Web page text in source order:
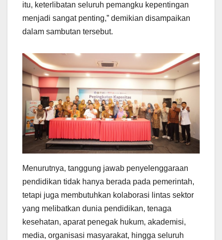
itu, keterlibatan seluruh pemangku kepentingan
menjadi sangat penting,” demikian disampaikan
dalam sambutan tersebut.
Menurutnya, tanggung jawab penyelenggaraan
pendidikan tidak hanya berada pada pemerintah,
tetapi juga membutuhkan kolaborasi lintas sektor
yang melibatkan dunia pendidikan, tenaga
kesehatan, aparat penegak hukum, akademisi,
media, organisasi masyarakat, hingga seluruh